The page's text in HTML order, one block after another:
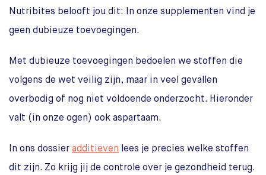
Nutribites belooft jou dit: In onze supplementen vind je
geen dubieuze toevoegingen.
Met dubieuze toevoegingen bedoelen we stoffen die
volgens de wet veilig zijn, maar in veel gevallen
overbodig of nog niet voldoende onderzocht. Hieronder
valt (in onze ogen) ook aspartaam.
In ons dossier additieven lees je precies welke stoffen
dit zijn. Zo krijg jij de controle over je gezondheid terug.